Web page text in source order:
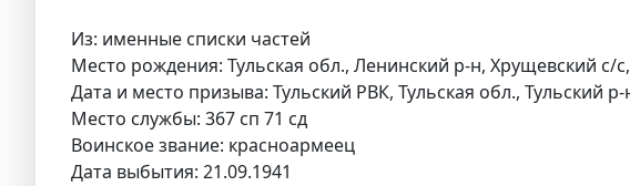
Из: именные списки частей
Место рождения: Тульская обл., Ленинский р-н, Хрущевский с/
Дата и место призыва: Тульский РВК, Тульская обл., Тульский р-
Место службы: 367 сп 71 сд
Воинское звание: красноармеец
Дата выбытия: 21.09.1941